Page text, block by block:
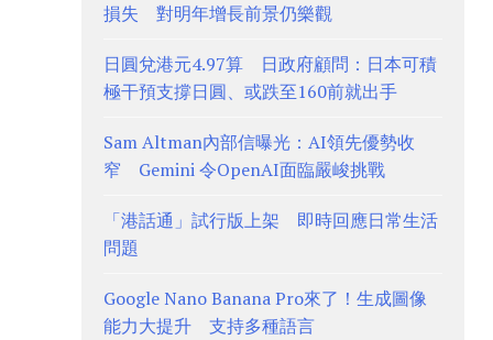
損失 對明年增長前景仍樂觀
日圓兌港元4.97算 日政府顧問：日本可積
極干預支撐日圓、或跌至160前就出手
Sam Altman內部信曝光：AI領先優勢收
窄 Gemini 令OpenAI面臨嚴峻挑戰
「港話通」試行版上架 即時回應日常生活
問題
Google Nano Banana Pro來了！生成圖像
能力大提升 支持多種語言